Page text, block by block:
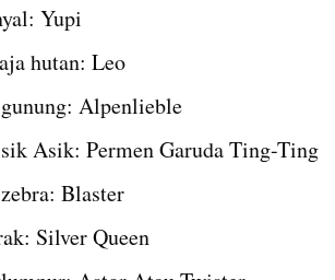
Yupi
hutan: Leo
Alpenlieble
Asik: Permen Garuda Ting-Ting
Blaster
Silver Queen